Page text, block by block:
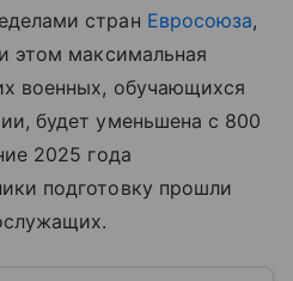
стран Евросоюза,
этом максимальная
военных, обучающихся
будет уменьшена с 800
2025 года
подготовку прошли